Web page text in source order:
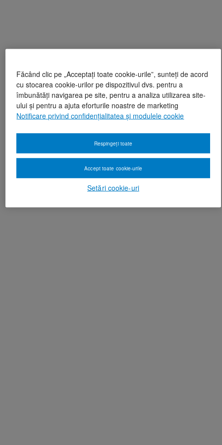
Făcând clic pe „Acceptați toate cookie-urile”, sunteți de acord
cu stocarea cookie-urilor pe dispozitivul dvs. pentru a
îmbunătăți navigarea pe site, pentru a analiza utilizarea site-
ului și pentru a ajuta eforturile noastre de marketing
Notificare privind confidențialitatea și modulele cookie
Setări cookie-uri
Respingeți toate
Accept toate cookie-urile